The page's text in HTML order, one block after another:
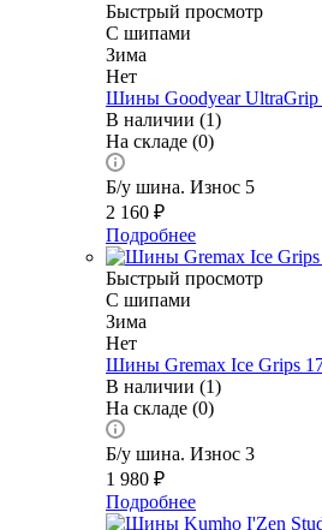
Быстрый просмотр
С шипами
Зима
Нет
Шины Goodyear UltraGrip
В наличии (1)
На складе (0)
Б/у шина. Износ 5
2 160 ₽
Подробнее
Быстрый просмотр
С шипами
Зима
Нет
Шины Gremax Ice Grips
В наличии (1)
На складе (0)
Б/у шина. Износ 3
1 980 ₽
Подробнее